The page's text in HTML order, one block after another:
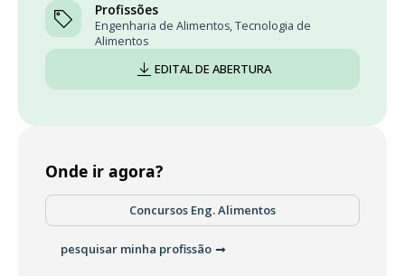
Profissões
Engenharia de Alimentos,Tecnologia de
Alimentos
EDITAL DE ABERTURA
Onde ir agora?
Concursos Eng. Alimentos
pesquisar minha profissão